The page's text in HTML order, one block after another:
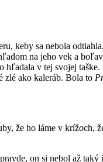
keby sa nebola
na jeho vek a
hľadala v tej svojej
zlé ako kaleráb. Bola to
že ho láme v krížoch,
on si nebol až